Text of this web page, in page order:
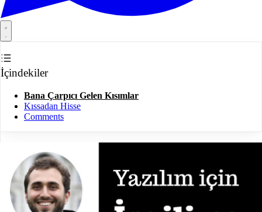
İçindekiler
Bana Çarpıcı Gelen Kısımlar
Kıssadan Hisse
Comments